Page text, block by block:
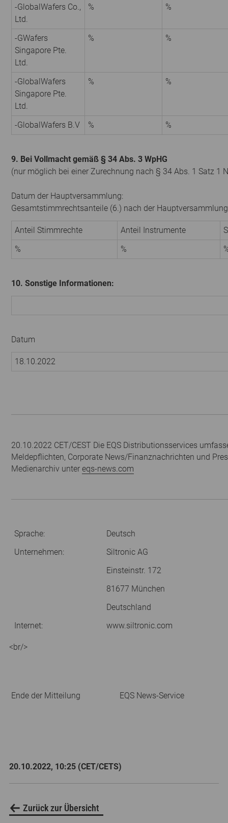
-GlobalWafers Co.,
Ltd.
% %
-GWafers
Singapore Pte.
Ltd.
% %
-GlobalWafers
Singapore Pte.
Ltd.
% %
-GlobalWafers B.V % %
9. Bei Vollmacht gemäß § 34 Abs. 3 WpHG
(nur möglich bei einer Zurechnung nach § 34 Abs. 1 Satz 1
Datum der Hauptversammlung:
Gesamtstimmrechtsanteile (6.) nach der
Anteil Stimmrechte Anteil Instrumente
%
%
10. Sonstige Informationen:
Datum
18.10.2022
20.10.2022 CET/CEST Die EQS Distributionsservices
Meldepflichten, Corporate News/Finanznachrichten und
Medienarchiv unter eqs-news.com
Sprache:
Deutsch
Unternehmen:
Siltronic AG
Einsteinstr. 172
81677 München
Deutschland
Internet:
www.siltronic.com
<br/>
Ende der Mitteilung EQS News-Service
20.10.2022, 10:25 (CET/CETS)
Zurück zur Übersicht